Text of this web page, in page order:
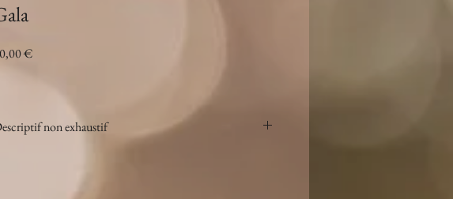
€Prix
non exhaustif
Particularités : à suspendre